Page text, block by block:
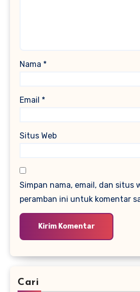
Nama *
Email *
Situs Web
Simpan nama, email, dan situs
peramban ini untuk komentar
Cari